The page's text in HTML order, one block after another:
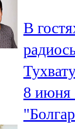
106,2
107,3
100,0
В
8 июня